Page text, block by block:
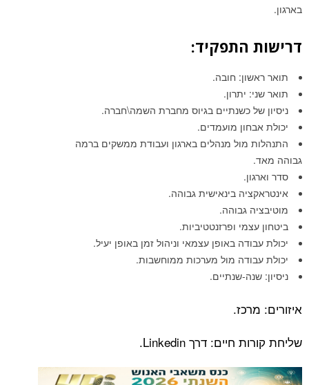
בארגון.
דרישות התפקיד:
תואר ראשון: חובה.
תואר שני: יתרון.
ניסיון של כשנתיים בגיוס מחברת השמה\חברה.
יכולת אבחון מועמדים.
התנהלות מול מנהלים בארגון ועבודת ממשקים ברמה
גבוהה מאד.
סדר וארגון.
אינטראקציה בינאישית גבוהה.
מוטיבציה גבוהה.
ביטחון עצמי ופרזנטטיביות.
יכולת עבודה באופן עצמאי וניהול זמן באופן יעיל.
יכולת עבודה מול מערכות ממוחשבות.
ניסיון: שנה-שנתיים.
איזורים: מרכז.
שליחת קורות חיים: דרך Linkedin.